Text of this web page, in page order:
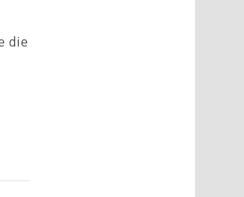
die